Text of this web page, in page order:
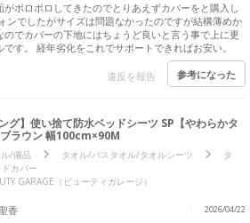
がポロポロしてきたのでとりあえずカバーをと購入し
ンでしたがサイズは問題なかったのですが結構薄めか
のでカバーの下地にはちょうど良いと言う事で上に更
です。 経年劣化をこれでサポートできればお安い。
違反を報告 参考になった
グ】使い捨て防水ベッドシーツ SP【やわらかタ
ラウン 幅100cm×90M
/備品 タオル/バスタオル/タオルシーツ
タ
カバー
GARAGE（ビューティガレージ）
香 2026/04/22